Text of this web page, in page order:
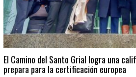
El Camino del Santo Grial logra una
prepara para la certificación europea